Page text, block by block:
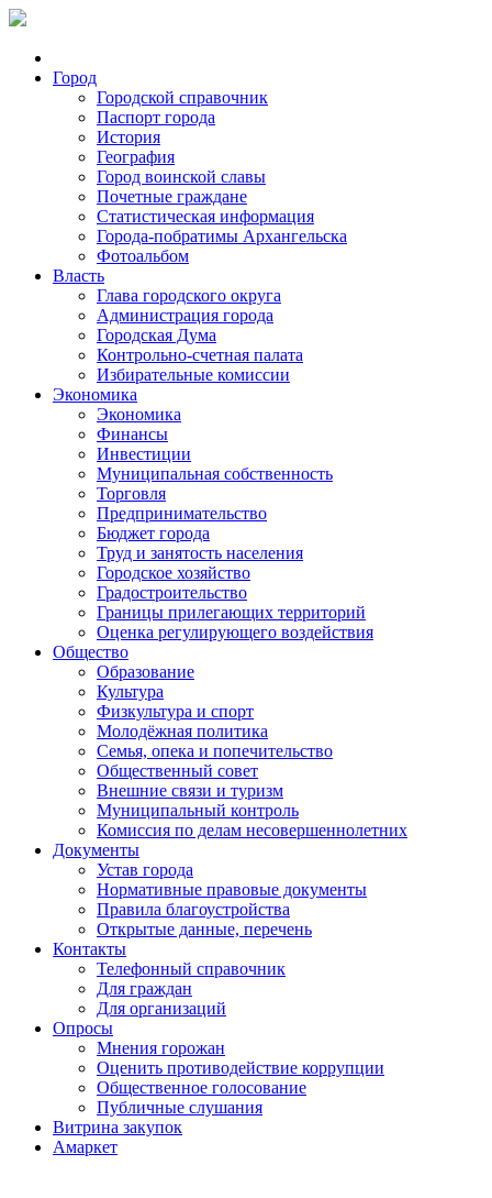
Город
Городской справочник
Паспорт города
История
География
Город воинской славы
Почетные граждане
Статистическая информация
Города-побратимы Архангельска
Фотоальбом
Власть
Глава городского округа
Администрация города
Городская Дума
Контрольно-счетная палата
Избирательные комиссии
Экономика
Экономика
Финансы
Инвестиции
Муниципальная собственность
Торговля
Предпринимательство
Бюджет города
Труд и занятость населения
Городское хозяйство
Градостроительство
Границы прилегающих территорий
Оценка регулирующего воздействия
Общество
Образование
Культура
Физкультура и спорт
Молодёжная политика
Семья, опека и попечительство
Общественный совет
Внешние связи и туризм
Муниципальный контроль
Комиссия по делам несовершеннолетних
Документы
Устав города
Нормативные правовые документы
Правила благоустройства
Открытые данные, перечень
Контакты
Телефонный справочник
Для граждан
Для организаций
Опросы
Мнения горожан
Оценить противодействие коррупции
Общественное голосование
Публичные слушания
Витрина закупок
Амаркет